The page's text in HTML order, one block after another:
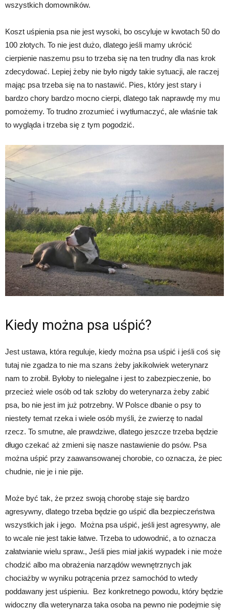
wszystkich domowników.
Koszt uśpienia psa nie jest wysoki, bo oscyluje w kwotach 50 do
100 złotych. To nie jest dużo, dlatego jeśli mamy ukrócić
cierpienie naszemu psu to trzeba się na ten trudny dla nas krok
zdecydować. Lepiej żeby nie było nigdy takie sytuacji, ale raczej
mając psa trzeba się na to nastawić. Pies, który jest stary i
bardzo chory bardzo mocno cierpi, dlatego tak naprawdę my mu
pomożemy. To trudno zrozumieć i wytłumaczyć, ale właśnie tak
to wygląda i trzeba się z tym pogodzić.
Kiedy można psa uśpić?
Jest ustawa, która reguluje, kiedy można psa uśpić i jeśli coś się
tutaj nie zgadza to nie ma szans żeby jakikolwiek weterynarz
nam to zrobił. Byłoby to nielegalne i jest to zabezpieczenie, bo
przecież wiele osób od tak szłoby do weterynarza żeby zabić
psa, bo nie jest im już potrzebny. W Polsce dbanie o psy to
niestety temat rzeka i wiele osób myśli, że zwierzę to nadal
rzecz. To smutne, ale prawdziwe, dlatego jeszcze trzeba będzie
długo czekać aż zmieni się nasze nastawienie do psów. Psa
można uśpić przy zaawansowanej chorobie, co oznacza, że piec
chudnie, nie je i nie pije.
Może być tak, że przez swoją chorobę staje się bardzo
agresywny, dlatego trzeba będzie go uśpić dla bezpieczeństwa
wszystkich jak i jego. Można psa uśpić, jeśli jest agresywny, ale
to wcale nie jest takie łatwe. Trzeba to udowodnić, a to oznacza
załatwianie wielu spraw., Jeśli pies miał jakiś wypadek i nie może
chodzić albo ma obrażenia narządów wewnętrznych jak
chociażby w wyniku potrącenia przez samochód to wtedy
poddawany jest uśpieniu. Bez konkretnego powodu, który będzie
widoczny dla weterynarza taka osoba na pewno nie podejmie się